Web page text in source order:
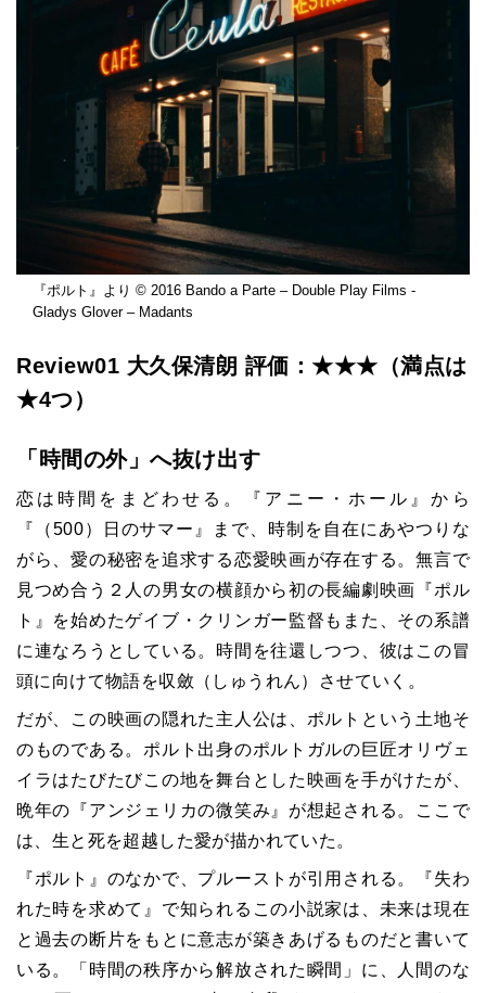
『ポルト』より © 2016 Bando a Parte – Double Play Films -
Gladys Glover – Madants
Review01 大久保清朗 評価：★★★（満点は
★4つ）
「時間の外」へ抜け出す
恋は時間をまどわせる。『アニー・ホール』から
『（500）日のサマー』まで、時制を自在にあやつりな
がら、愛の秘密を追求する恋愛映画が存在する。無言で
見つめ合う２人の男女の横顔から初の長編劇映画『ポル
ト』を始めたゲイブ・クリンガー監督もまた、その系譜
に連なろうとしている。時間を往還しつつ、彼はこの冒
頭に向けて物語を収斂（しゅうれん）させていく。
だが、この映画の隠れた主人公は、ポルトという土地そ
のものである。ポルト出身のポルトガルの巨匠オリヴェ
イラはたびたびこの地を舞台とした映画を手がけたが、
晩年の『アンジェリカの微笑み』が想起される。ここで
は、生と死を超越した愛が描かれていた。
『ポルト』のなかで、プルーストが引用される。『失わ
れた時を求めて』で知られるこの小説家は、未来は現在
と過去の断片をもとに意志が築きあげるものだと書いて
いる。「時間の秩序から解放された瞬間」に、人間のな